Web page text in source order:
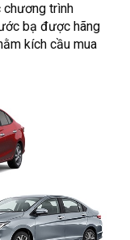
chương trình
bạ được hãng
kích cầu mua